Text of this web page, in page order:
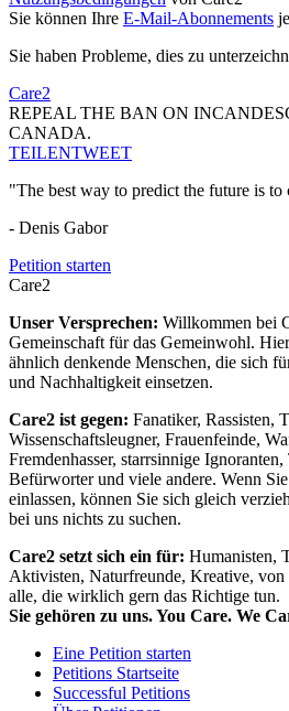
Sie können Ihre E-Mail-Abonnements
Sie haben Probleme, dies zu
Care2
REPEAL THE BAN ON
CANADA.
TEILENTWEET
"The best way to predict the future is to
- Denis Gabor
Petition starten
Care2
Unser Versprechen: Willkommen bei
Gemeinschaft für das Gemeinwohl.
ähnlich denkende Menschen, die sich
und Nachhaltigkeit einsetzen.
Care2 ist gegen: Fanatiker, Rassisten,
Wissenschaftsleugner, Frauenfeinde,
Fremdenhasser, starrsinnige
Befürworter und viele andere. Wenn
einlassen, können Sie sich gleich
bei uns nichts zu suchen.
Care2 setzt sich ein für: Humanisten,
Aktivisten, Naturfreunde, Kreative, von
alle, die wirklich gern das Richtige tun.
Sie gehören zu uns. You Care. We
Eine Petition starten
Petitions Startseite
Successful Petitions